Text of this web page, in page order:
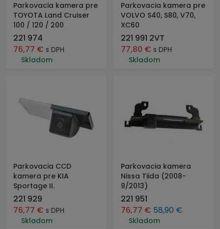
Parkovacia kamera pre
TOYOTA Land Cruiser
100 / 120 / 200
221 974
76,77 € s DPH
Skladom
Parkovacia kamera pre
VOLVO S40, S80, V70,
XC60
221 991 2VT
77,80 € s DPH
Skladom
Parkovacia CCD
kamera pre KIA
Sportage II.
221 929
76,77 € s DPH
Skladom
Parkovacia kamera
Nissa Tiida (2008-
9/2013)
221 951
76,77 € 58,90 €
Skladom